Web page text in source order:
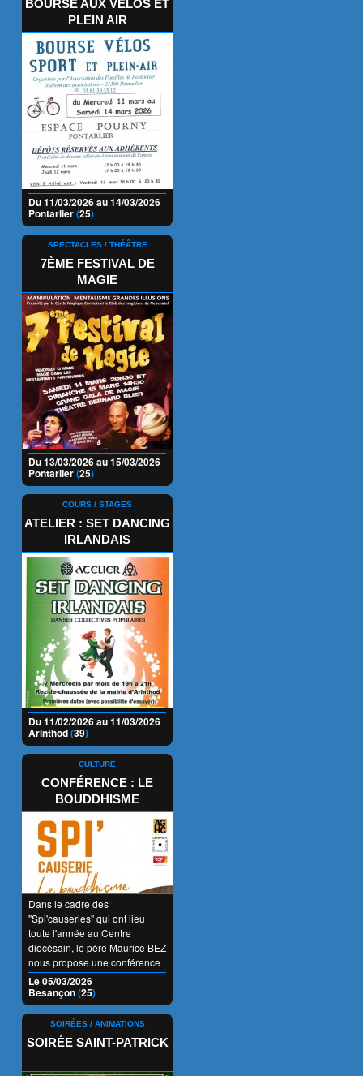
BOURSE AUX VÉLOS ET
PLEIN AIR
Du 11/03/2026 au 14/03/2026
Pontarlier(25)
SPECTACLES / THÉÂTRE
7ÈME FESTIVAL DE
MAGIE
Du 13/03/2026 au 15/03/2026
Pontarlier(25)
COURS / STAGES
ATELIER : SET DANCING
IRLANDAIS
Du 11/02/2026 au 11/03/2026
Arinthod(39)
CULTURE
CONFÉRENCE : LE
BOUDDHISME
Dans le cadre des
"Spi'causeries" qui ont lieu
toute l'année au Centre
diocésain, le père Maurice BEZ
nous propose une conférence
sur "Le bouddhisme : une
religion, une philosophie ou un
art de vivre ?".
Le 05/03/2026
Besançon(25)
SOIRÉES / ANIMATIONS
SOIRÉE SAINT-PATRICK